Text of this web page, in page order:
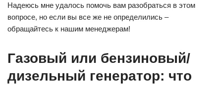
Надеюсь мне удалось помочь вам разобраться в этом
вопросе, но если вы все же не определились –
обращайтесь к нашим менеджерам!
Газовый или бензиновый/
дизельный генератор: что